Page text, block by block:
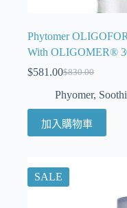
Phytomer
With OLIGOMER®
$830.00
$581.00
Phyomer,
加入購物車
SALE